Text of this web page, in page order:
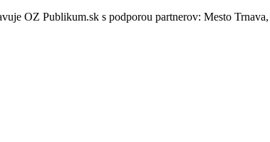
OZ Publikum.sk s podporou partnerov: Mesto